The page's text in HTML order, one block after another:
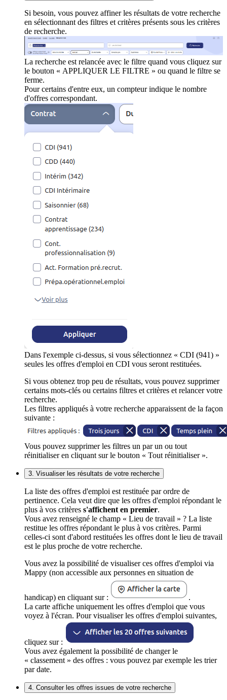
Si besoin, vous pouvez affiner les résultats de votre recherche
en sélectionnant des filtres et critères présents sous les critères
de recherche.
La recherche est relancée avec le filtre quand vous cliquez sur
le bouton « APPLIQUER LE FILTRE » ou quand le filtre se
ferme.
Pour certains d'entre eux, un compteur indique le nombre
d'offres correspondant.
Dans l'exemple ci-dessus, si vous sélectionnez « CDI (941) »
seules les offres d'emploi en CDI vous seront restituées.
Si vous obtenez trop peu de résultats, vous pouvez supprimer
certains mots-clés ou certains filtres et critères et relancer votre
recherche.
Les filtres appliqués à votre recherche apparaissent de la façon
suivante :
Vous pouvez supprimer les filtres un par un ou tout
réinitialiser en cliquant sur le bouton « Tout réinitialiser ».
3. Visualiser les résultats de votre recherche
La liste des offres d'emploi est restituée par ordre de
pertinence. Cela veut dire que les offres d'emploi répondant le
plus à vos critères s'affichent en premier.
Vous avez renseigné le champ « Lieu de travail » ? La liste
restitue les offres répondant le plus à vos critères. Parmi
celles-ci sont d'abord restituées les offres dont le lieu de travail
est le plus proche de votre recherche.
Vous avez la possibilité de visualiser ces offres d'emploi via
Mappy (non accessible aux personnes en situation de
handicap) en cliquant sur :
.
La carte affiche uniquement les offres d'emploi que vous
voyez à l'écran. Pour visualiser les offres d'emploi suivantes,
cliquez sur :
Vous avez également la possibilité de changer le
« classement » des offres : vous pouvez par exemple les trier
par date.
4. Consulter les offres issues de votre recherche